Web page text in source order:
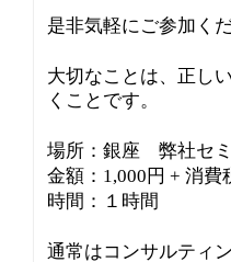
是非気軽にご参加くだ
大切なことは、正し
くことです。
場所：銀座 弊社セ
金額：1,000円 + 消費
時間：１時間
通常はコンサルティ